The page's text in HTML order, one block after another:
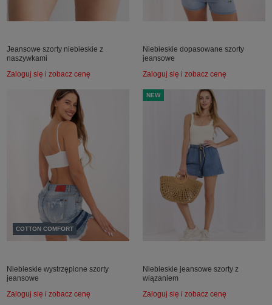
Jeansowe szorty niebieskie z
naszywkami
Zaloguj się i zobacz cenę
Niebieskie dopasowane szorty
jeansowe
Zaloguj się i zobacz cenę
COTTON COMFORT
Niebieskie wystrzępione szorty
jeansowe
Zaloguj się i zobacz cenę
NEW
Niebieskie jeansowe szorty z
wiązaniem
Zaloguj się i zobacz cenę